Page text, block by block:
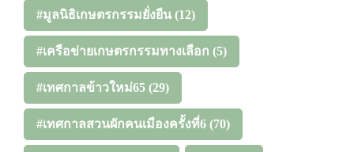
#มูลนิธิเกษตรกรรมยั่งยืน (12)
#เครือข่ายเกษตรกรรมทางเลือก (5)
#เทศกาลข้าวใหม่65 (29)
#เทศกาลสวนผักคนเมืองครั้งที่6 (70)